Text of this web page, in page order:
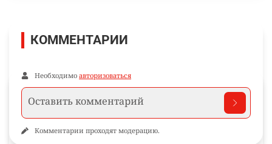
КОММЕНТАРИИ
Необходимо авторизоваться
Комментарии проходят модерацию.